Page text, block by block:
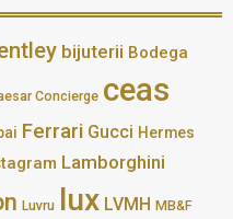
bijuterii Bodega
Concierge ceas
Ferrari Gucci Hermes
Lamborghini
Luvru lux LVMH MB&F